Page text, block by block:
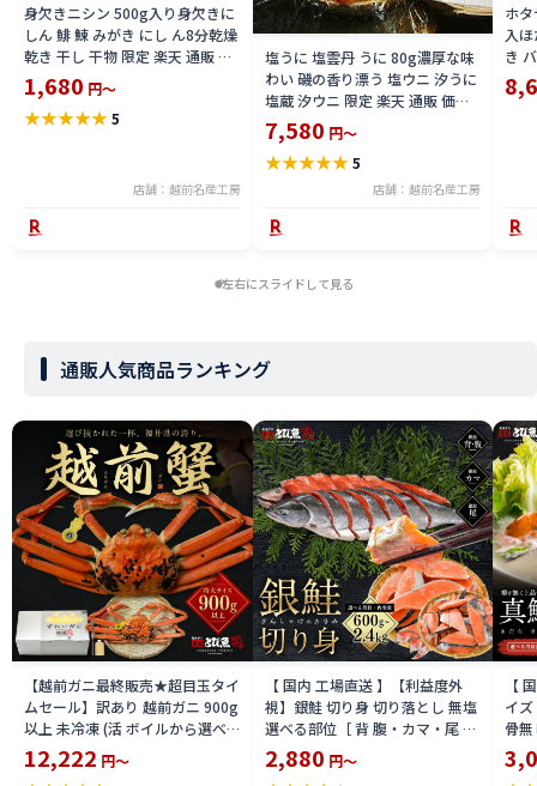
身欠きニシン 500g入り身欠きに
しん 鯡 鰊 みがき にし ん8分乾燥
乾き 干し 干物 限定 楽天 通販 価
格 特価 販売 お土産
1,680 円～
★★★★★5
店舗：越前名産工房
塩うに 塩雲丹 うに 80g濃厚な味
わい 磯の香り漂う 塩ウニ 汐うに
塩蔵 汐ウニ 限定 楽天 通販 価格
特価 販売 お土産
7,580 円～
★★★★★ 5
店舗：越前名産工房
ホ
入
き
冷
加
左右にスライドして見る
通販人気商品ランキング
【越前ガニ最終販売★超目玉タイ
ムセール】訳あり 越前ガニ 900g
以上 未冷凍 (活 ボイルから選べ
る) 福井県産 国産 産地直送 脚折
れ 訳ありカニ 越前がに ズワイガ
12,222 円～
【 国内 工場直送 】【利益度外
視】銀鮭 切り身 切り落とし 無塩
選べる部位［ 背 腹・カマ・尾 ］
600g〜2.4kg 骨取り・骨無し 骨
あり 切り落とし 骨取り・骨無し
2,880 円～
【
イ
骨
(真
ライ